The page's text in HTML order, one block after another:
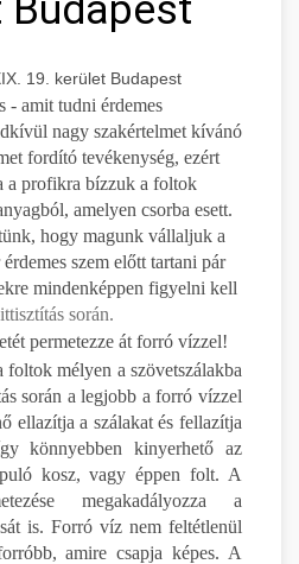
19. kerület Budapest
- amit tudni érdemes
nagy szakértelmet kívánó
fordító tevékenység, ezért
a profikra bízzuk a foltok
amelyen csorba esett.
hogy magunk vállaljuk a
szem előtt tartani pár
mindenképpen figyelni kell
során.
permetezze át forró vízzel!
foltok mélyen a szövetszálakba
során a legjobb a forró vízzel
ellazítja a szálakat és fellazítja
könnyebben kinyerhető az
kosz, vagy éppen folt. A
megakadályozza a
is. Forró víz nem feltétlenül
amire csapja képes. A